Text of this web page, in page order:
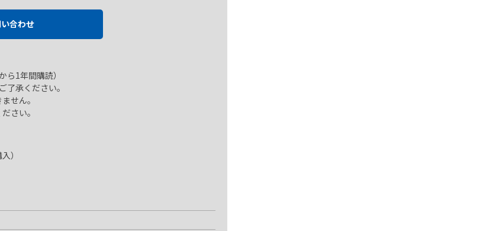
合わせ
1年間購読）
承ください。
せん。
さい。
）